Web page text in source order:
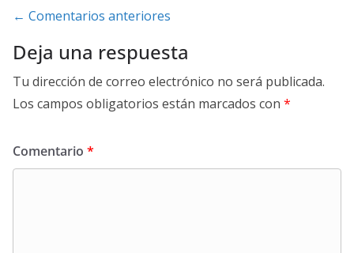
Navegación
comentarios
← Comentarios anteriores
Deja una respuesta
Tu dirección de correo electrónico no será publicada.
Los campos obligatorios están marcados con *
Comentario *